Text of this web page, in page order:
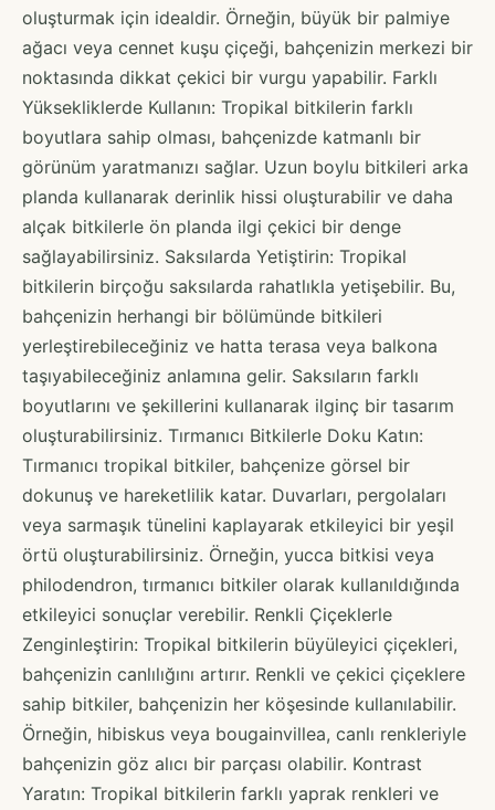
oluşturmak için idealdir. Örneğin, büyük bir palmiye
ağacı veya cennet kuşu çiçeği, bahçenizin merkezi bir
noktasında dikkat çekici bir vurgu yapabilir. Farklı
Yüksekliklerde Kullanın: Tropikal bitkilerin farklı
boyutlara sahip olması, bahçenizde katmanlı bir
görünüm yaratmanızı sağlar. Uzun boylu bitkileri arka
planda kullanarak derinlik hissi oluşturabilir ve daha
alçak bitkilerle ön planda ilgi çekici bir denge
sağlayabilirsiniz. Saksılarda Yetiştirin: Tropikal
bitkilerin birçoğu saksılarda rahatlıkla yetişebilir. Bu,
bahçenizin herhangi bir bölümünde bitkileri
yerleştirebileceğiniz ve hatta terasa veya balkona
taşıyabileceğiniz anlamına gelir. Saksıların farklı
boyutlarını ve şekillerini kullanarak ilginç bir tasarım
oluşturabilirsiniz. Tırmanıcı Bitkilerle Doku Katın:
Tırmanıcı tropikal bitkiler, bahçenize görsel bir
dokunuş ve hareketlilik katar. Duvarları, pergolaları
veya sarmaşık tünelini kaplayarak etkileyici bir yeşil
örtü oluşturabilirsiniz. Örneğin, yucca bitkisi veya
philodendron, tırmanıcı bitkiler olarak kullanıldığında
etkileyici sonuçlar verebilir. Renkli Çiçeklerle
Zenginleştirin: Tropikal bitkilerin büyüleyici çiçekleri,
bahçenizin canlılığını artırır. Renkli ve çekici çiçeklere
sahip bitkiler, bahçenizin her köşesinde kullanılabilir.
Örneğin, hibiskus veya bougainvillea, canlı renkleriyle
bahçenizin göz alıcı bir parçası olabilir. Kontrast
Yaratın: Tropikal bitkilerin farklı yaprak renkleri ve